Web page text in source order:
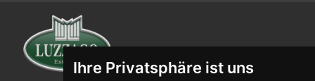
Ihre Privatsphäre ist uns